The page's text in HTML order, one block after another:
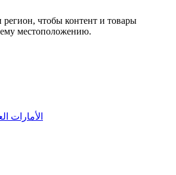
чтобы контент и товары
местоположению.
الأمارات